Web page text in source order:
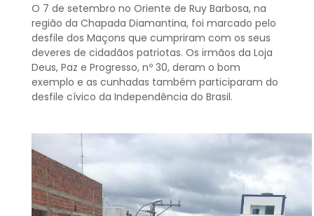
O 7 de setembro no Oriente de Ruy Barbosa, na
região da Chapada Diamantina, foi marcado pelo
desfile dos Maçons que cumpriram com os seus
deveres de cidadãos patriotas. Os irmãos da Loja
Deus, Paz e Progresso, nº 30, deram o bom
exemplo e as cunhadas também participaram do
desfile cívico da Independência do Brasil.